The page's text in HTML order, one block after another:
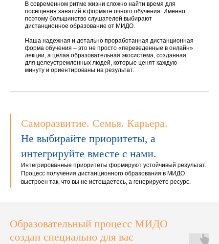
В современном ритме жизни сложно найти время для
посещения занятий в формате очного обучения. Именно
поэтому большинство слушателей выбирают
дистанционное образование от МИДО.
Наша надежная и детально проработанная дистанционная
форма обучения – это не просто «переведенные в онлайн»
лекции, а целая образовательная экосистема, созданная
для целеустремленных людей, которые ценят каждую
минуту и ориентированы на результат.
Саморазвитие. Семья. Карьера.
Не выбирайте приоритеты, а
интегрируйте вместе с нами.
Интегрированные приоритеты формируют устойчивый результат.
Процесс получения дистанционного образования в МИДО
выстроен так, что вы не истощаетесь, а генерируете ресурс.
Образовательный процесс МИДО
создан специально для вас